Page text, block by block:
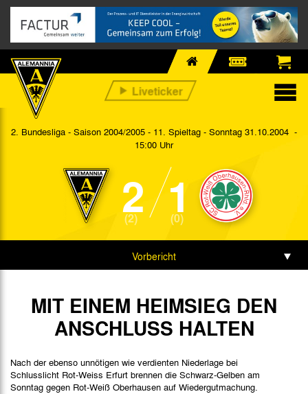
2. Bundesliga - Saison 2004/2005 - 11. Spieltag - Sonntag 31.10.2004 -
15:00 Uhr
2
(2) 1
(0)
Vorbericht
Spielbericht
Stimmen
MIT EINEM HEIMSIEG DEN
ANSCHLUSS HALTEN
Nach der ebenso unnötigen wie verdienten Niederlage bei
Schlusslicht Rot-Weiss Erfurt brennen die Schwarz-Gelben am
Sonntag gegen Rot-Weiß Oberhausen auf Wiedergutmachung.